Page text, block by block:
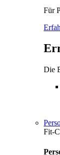
Für
Die
Fit-